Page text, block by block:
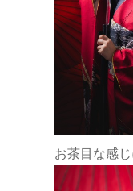
お茶目な感